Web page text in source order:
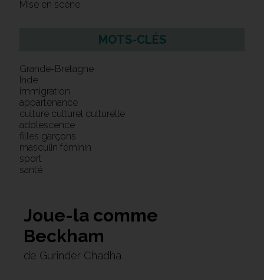
Mise en scène
MOTS-CLÉS
Grande-Bretagne
Inde
immigration
appartenance
culture culturel culturelle
adolescence
filles garçons
masculin féminin
sport
santé
Joue-la comme
Beckham
de Gurinder Chadha